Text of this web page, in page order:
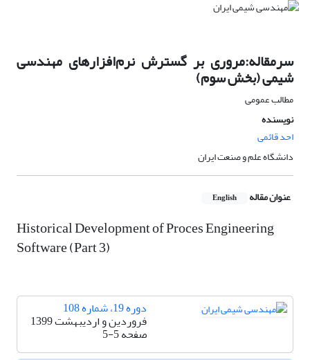
سرمقاله:مروری بر گسترش نرم‌افزارهای مهندسی
شیمی (بخش سوم)
مطالب عمومی
نویسنده
احد قائمی
دانشگاه علم و صنعت ایران
عنوان مقاله English
Historical Development of Proces Engineering
Software (Part 3)
دوره 19، شماره 108
فروردین و اردیبهشت 1399
صفحه5-5